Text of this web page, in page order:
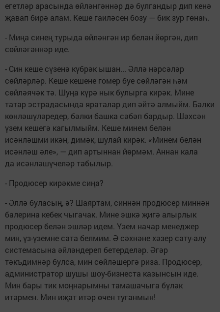
егетләр арасында өйләнгәннәр дә булгандыр дип кенә
җавап бирә алам. Кеше гаиләсен бозу — бик зур гөнаһ.
- Миңа синең турыда өйләнгән ир белән йөргән, дип
сөйләгәннәр иде.
- Син кеше сүзенә күбрәк ышан... Әллә нәрсәләр
сөйләрләр. Кеше кешене гомер буе сөйләгән һәм
сөйләячәк тә. Шуңа күрә нык булырга кирәк. Мине
татар эстрадасында яраталар дип әйтә алмыйм. Бәлки
көнләшүләредер, бәлки башка сәбәп бардыр. Шәхсән
үзем кешегә кагылмыйм. Кеше минем белән
исәнләшми икән, димәк, шулай кирәк. «Минем белән
исәнләш әле», — дип артыннан йөрмәм. Аннан кала
да исәнләшүчеләр табылыр.
- Продюсер кирәкме сиңа?
- Әллә буласың, ә? Шаяртам, синнән продюсер миннән
балерина кебек чыгачак. Мине эшкә җигә алырлык
продюсер белән эшләр идем. Үзем начар менеджер
мин, үз-үземне сата белмим. Ә сәхнәне хәзер сату-алу
системасына әйләндереп бетерделәр. Әгәр
тәкъдимнәр булса, мин сөйләшергә риза. Продюсер,
администратор шушы шоу-бизнеста казынсын иде.
Мин бары тик моңнарымны тамашачыга бүләк
итәрмен. Мин иҗат итәр өчен туганмын!